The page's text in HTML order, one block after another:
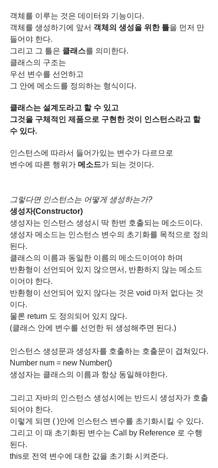
객체를 이루는 것은 데이터와 기능이다.
객체를 생성하기에 앞서 객체의 생성을 위한 틀을 먼저 만
들어야 한다.
그리고 그 틀은 클래스를 의미한다.
클래스의 구조는
우선 변수를 선언하고
그 안에 메소드를 정의하는 형식이다.
클래스는 설계도라고 할 수 있고
그것을 구체적인 제품으로 구현한 것이 인스턴스라고 할
수 있다.
인스턴스에 따라서 들어가있는 변수가 다르므로
변수에 따른 행위가 메소드가 되는 것이다.
그렇다면 인스턴스는 어떻게 생성하는가?
생성자(Constructor)
생성자는 인스턴스 생성시 딱 한번 호출되는 메소드이다.
생성자 메소드는 인스턴스 변수의 초기화를 목적으로 정의
된다.
클래스의 이름과 동일한 이름의 메소드이여야 하며
반환형이 선언되어 있지 않으면서, 반환하지 않는 메소드
이어야 한다.
반환형이 선언되어 있지 않다는 것은 void 마저 없다는 것
이다.
물론 return 도 정의되어 있지 않다.
(클래스 안에 변수를 선언한 뒤 생성해주면 된다.)
인스턴스 생성문과 생성자를 호출하는 호출문이 겹쳐있다.
Number num = new Number()
생성자는 클래스의 이름과 항상 동일해야한다.
그리고 자바의 인스턴스 생성시에는 반드시 생성자가 호출
되어야 한다.
이렇게 되면 ( )안에 인스턴스 변수를 초기화시킬 수 있다.
그리고 이 때 초기화된 변수는 Call by Reference 로 수행
된다.
this로 전역 변수에 대한 값을 초기화 시켜준다.